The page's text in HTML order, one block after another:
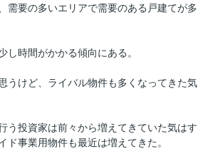
需要の多いエリアで需要のある戸建てが多
し時間がかかる傾向にある。
うけど、ライバル物件も多くなってきた気
う投資家は前々から増えてきていた気はす
ド事業用物件も最近は増えてきた。